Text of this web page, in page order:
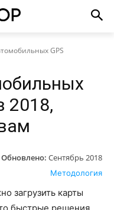
GPS
2018,
Обновлено: Сентябрь 2018
Методология
загрузить карты
быстрые решения